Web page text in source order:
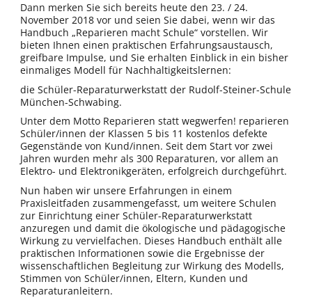
Dann merken Sie sich bereits heute den 23. / 24.
November 2018 vor und seien Sie dabei, wenn wir das
Handbuch „Reparieren macht Schule“ vorstellen. Wir
bieten Ihnen einen praktischen Erfahrungsaustausch,
greifbare Impulse, und Sie erhalten Einblick in ein bisher
einmaliges Modell für Nachhaltigkeitslernen:
die Schüler-Reparaturwerkstatt der Rudolf-Steiner-Schule
München-Schwabing.
Unter dem Motto Reparieren statt wegwerfen! reparieren
Schüler/innen der Klassen 5 bis 11 kostenlos defekte
Gegenstände von Kund/innen. Seit dem Start vor zwei
Jahren wurden mehr als 300 Reparaturen, vor allem an
Elektro- und Elektronikgeräten, erfolgreich durchgeführt.
Nun haben wir unsere Erfahrungen in einem
Praxisleitfaden zusammengefasst, um weitere Schulen
zur Einrichtung einer Schüler-Reparaturwerkstatt
anzuregen und damit die ökologische und pädagogische
Wirkung zu vervielfachen. Dieses Handbuch enthält alle
praktischen Informationen sowie die Ergebnisse der
wissenschaftlichen Begleitung zur Wirkung des Modells,
Stimmen von Schüler/innen, Eltern, Kunden und
Reparaturanleitern.